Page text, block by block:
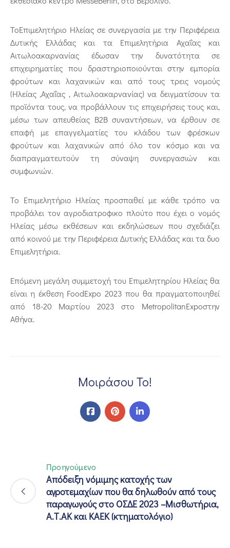
ToΕπιμελητήριο Ηλείας σε συνεργασία με την Περιφέρεια
Δυτικής Ελλάδας και τα Επιμελητήρια Αχαΐας και
Αιτωλοακαρνανίας έδωσαν την δυνατότητα σε
επιχειρηματίες που δραστηριοποιούνται στην εμπορία
φρούτων και λαχανικών και από τους τρεις νομούς
(Ηλείας ,Αχαΐας , Αιτωλοακαρνανίας) να δειγματίσουν τα
προϊόντα τους, να προβάλλουν τις επιχειρήσεις τους και,
μέσω των απευθείας Β2Β συναντήσεων, να έρθουν σε
επαφή με επαγγελματίες του κλάδου των φρέσκων
φρούτων και λαχανικών από όλο τον κόσμο και να
διαπραγματευτούν τη σύναψη συνεργασιών και
συμφωνιών.
Το Επιμελητήριο Ηλείας προσπαθεί με κάθε τρόπο να
προβάλει τον αγροδιατροφικο πλούτο που έχει ο νομός
Ηλείας μέσω εκθέσεων και εκδηλώσεων που σχεδιάζει
από κοινού με την Περιφέρεια Δυτικής Ελλάδας και τα δυο
Επιμελητήρια.
Επόμενη μεγάλη συμμετοχή του Επιμελητηρίου Ηλείας θα
είναι η έκθεση FoodExpo 2023 που θα πραγματοποιηθεί
από 18-20 Μαρτίου 2023 στο MetropolitanExpoστην
Αθήνα.
Μοιράσου Το!
Προηγούμενο
Απόδειξη νόμιμης κατοχής των
αγροτεμαχίων που θα δηλωθούν από τους
παραγωγούς στο ΟΣΔΕ 2023 –Μισθωτήρια,
Α.Τ.ΑΚ και ΚΑΕΚ (κτηματολόγιο)